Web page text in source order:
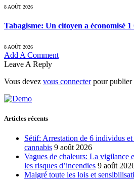
8 AOÛT 2026
Tabagisme: Un citoyen a économisé 1
8 AOÛT 2026
Add A Comment
Leave A Reply
Vous devez vous connecterpour publier
Articles récents
Sétif: Arrestation de 6 individus
cannabis 9 août 2026
Vagues de chaleurs: La vigilance
les risques d’incendies 9 août
Malgré toute les lois et